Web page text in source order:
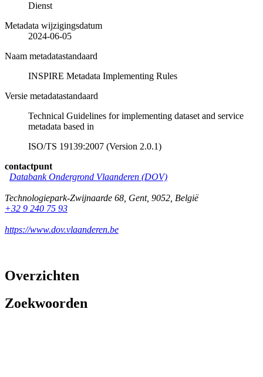
Dienst
Metadata wijzigingsdatum
2024-06-05
Naam metadatastandaard
INSPIRE Metadata Implementing Rules
Versie metadatastandaard
Technical Guidelines for implementing dataset and service
metadata based in
ISO/TS 19139:2007 (Version 2.0.1)
contactpunt
Databank Ondergrond Vlaanderen (DOV)
Technologiepark-Zwijnaarde 68 Gent, 9052 België
+32 9 240 75 93
https://www.dov.vlaanderen.be
Overzichten
Zoekwoorden